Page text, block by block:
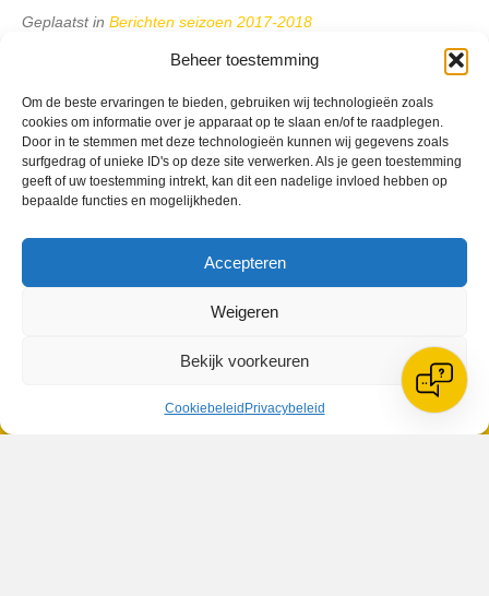
Beheer toestemming
Om de beste ervaringen te bieden, gebruiken wij technologieën zoals
cookies om informatie over je apparaat op te slaan en/of te raadplegen.
Door in te stemmen met deze technologieën kunnen wij gegevens zoals
surfgedrag of unieke ID's op deze site verwerken. Als je geen toestemming
geeft of uw toestemming intrekt, kan dit een nadelige invloed hebben op
bepaalde functies en mogelijkheden.
Accepteren
Weigeren
Bekijk voorkeuren
Cookiebeleid Privacybeleid
Geplaatst in Berichten seizoen 2017-2018
VV Reiger Boys
De Wending, Lotte Beesedijk 1
1705 NA Heerhugowaard